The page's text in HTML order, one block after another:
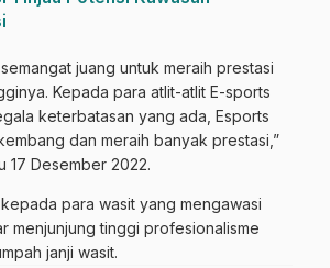
juang untuk meraih prestasi
Kepada para atlit-atlit E-sports
keterbatasan yang ada, Esports
dan meraih banyak prestasi,”
17 Desember 2022.
para wasit yang mengawasi
menjunjung tinggi profesionalisme
janji wasit.